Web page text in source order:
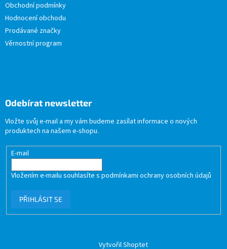
Obchodní podmínky
Hodnocení obchodu
Prodávané značky
Věrnostní program
Odebírat newsletter
Vložte svůj e-mail a my vám budeme zasílat informace o nových
produktech na našem e-shopu.
E-mail
Vložením e-mailu souhlasíte s podmínkami ochrany osobních údajů
PŘIHLÁSIT SE
Vytvořil Shoptet